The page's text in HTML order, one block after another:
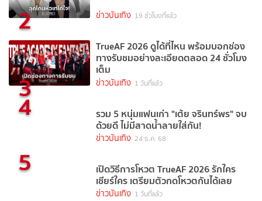
2 ข่าวบันเทิง 19 ชั่วโมงที่แล้ว
3
TrueAF 2026 ดูได้ที่ไหน พร้อมบอกช่อง
ทางรับชมอย่างละเอียดตลอด 24 ชั่วโมง
เต็ม
ข่าวบันเทิง 1 วันที่แล้ว
4 รวม 5 หนุ่มแฟนเก่า "เต้ย จรินทร์พร" จบ
ด้วยดี ไม่มีสาดน้ำลายใส่กัน!
ข่าวบันเทิง 24 ธ.ค. 68
5 เปิดวิธีการโหวต TrueAF 2026 รักใคร
เชียร์ใคร เตรียมตัวกดโหวตกันได้เลย
ข่าวบันเทิง 1 วันที่แล้ว